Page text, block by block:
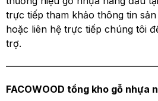
trực tiếp tham khảo thông tin
hoặc liên hệ trực tiếp chúng tôi
trợ.
FACOWOOD tổng kho gỗ nhựa